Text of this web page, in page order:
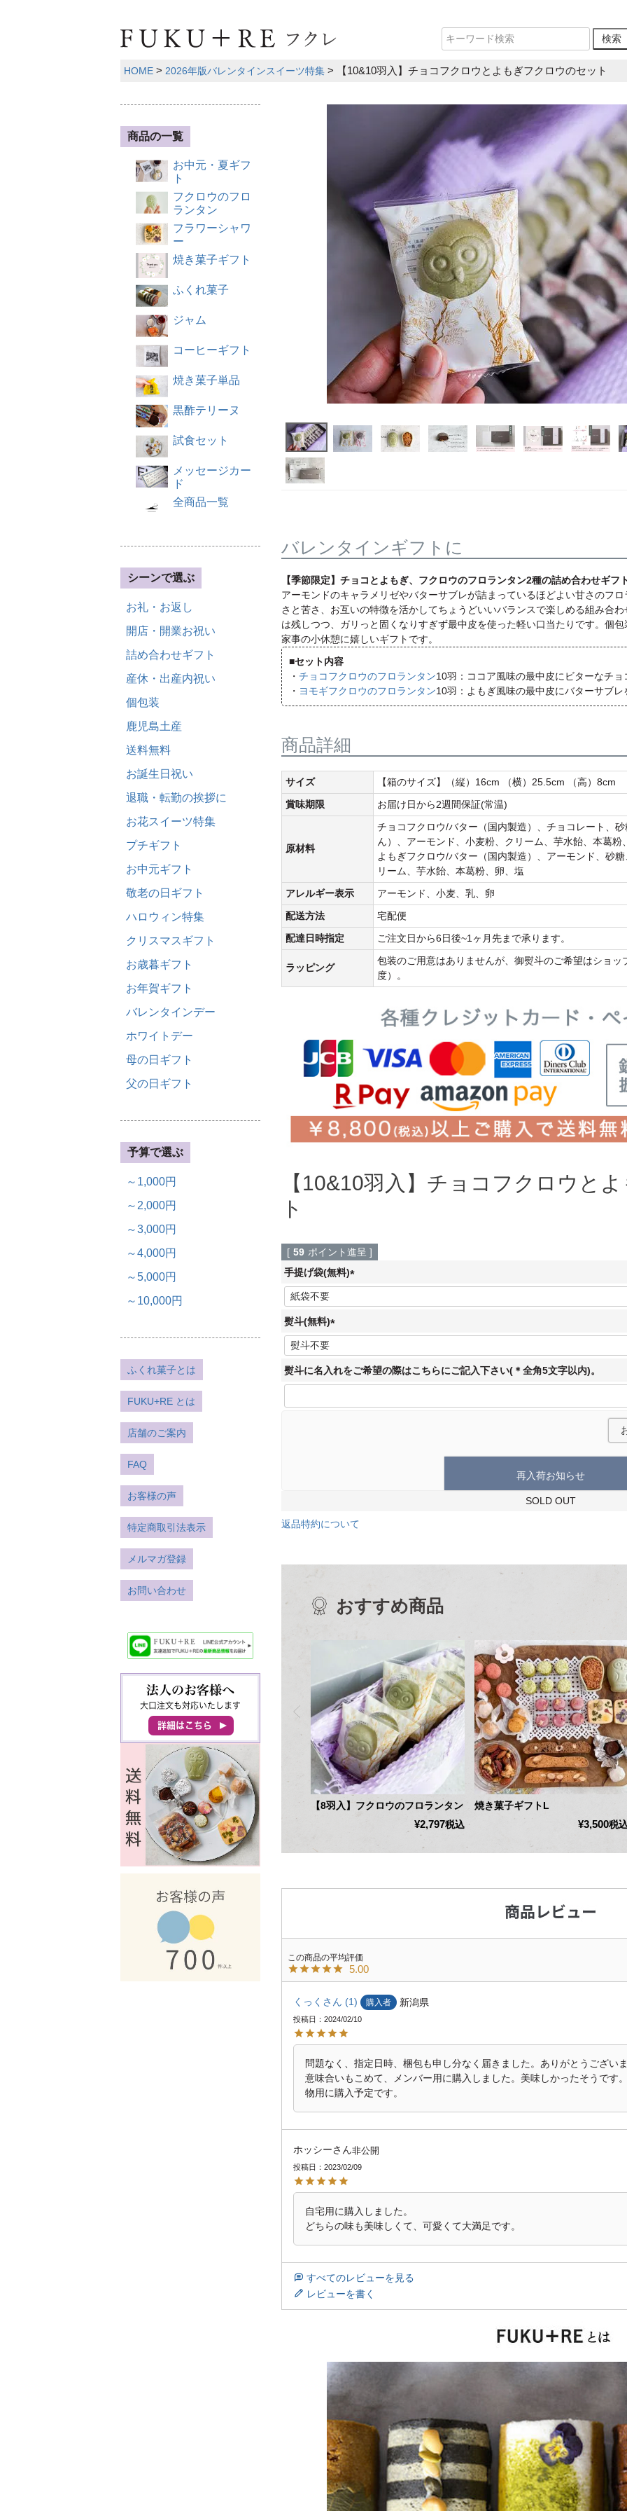
HOME 2026年版バレンタインスイーツ特集 【10&10羽入】チョコフクロウとよもぎフクロウのセット
商品の一覧
お中元・夏ギフ
ト
フクロウのフロ
ランタン
フラワーシャワ
ー
焼き菓子ギフト
ふくれ菓子
ジャム
コーヒーギフト
焼き菓子単品
黒酢テリーヌ
試食セット
メッセージカー
ド
全商品一覧
シーンで選ぶ
お礼・お返し
開店・開業お祝い
詰め合わせギフト
産休・出産内祝い
個包装
鹿児島土産
送料無料
お誕生日祝い
退職・転勤の挨拶に
お花スイーツ特集
プチギフト
お中元ギフト
敬老の日ギフト
ハロウィン特集
クリスマスギフト
お歳暮ギフト
お年賀ギフト
バレンタインデー
ホワイトデー
母の日ギフト
父の日ギフト
予算で選ぶ
～1,000円
～2,000円
～3,000円
～4,000円
～5,000円
～10,000円
ふくれ菓子とは
FUKU+RE とは
店舗のご案内
FAQ
お客様の声
特定商取引法表示
メルマガ登録
お問い合わせ
バレンタインギフトに
【季節限定】チョコとよもぎ、フクロウのフロランタン2種の詰め合わせギフ
アーモンドのキャラメリゼやバターサブレが詰まっているほどよい甘さのフ
さと苦さ、お互いの特徴を活かしてちょうどいいバランスで楽しめる組み合
は残しつつ、ガリっと固くなりすぎず最中皮を使った軽い口当たりです。個
家事の小休憩に嬉しいギフトです。
■セット内容
・ チョコフクロウのフロランタン10羽：ココア風味の最中皮にビターなチ
・ ヨモギフクロウのフロランタン10羽：よもぎ風味の最中皮にバターサブ
商品詳細
サイズ
【箱のサイズ】（縦）16cm （横）25.5cm （高）8cm
賞味期限
お届け日から2週間保証(常温)
原材料
チョコフクロウ/バター（国内製造）、チョコレート、
ん）、アーモンド、小麦粉、クリーム、芋水飴、本葛粉
よもぎフクロウ/バター（国内製造）、アーモンド、砂
リーム、芋水飴、本葛粉、卵、塩
アレルギー表示
アーモンド、小麦、乳、卵
配送方法
宅配便
配達日時指定
ご注文日から6日後~1ヶ月先まで承ります。
ラッピング
包装のご用意はありませんが、御熨斗のご希望はショ
度）。
【10&10羽入】チョコフクロウと
ト
[ 59 ポイント進呈 ]
手提げ袋(無料)
(
必
)
熨斗(無料)
(
必
須
)
熨斗に名入れをご希望の際はこちらにご記入下さい(＊全角5文字以内)。
再入荷お知らせ
SOLD OUT
返品特約について
おすすめ商品
【8羽入】フクロウのフロランタン
¥2,797税込
焼き菓子ギフトL
¥3,500税
5.00
くっく 1 購入者 新潟県
投稿日 2024/02/10
問題なく、指定日時、梱包も申し分なく届きました。ありがとうござい
意味合いもこめて、メンバー用に購入しました。美味しかったそうです
物用に購入予定です。
ホッシー 非公開
投稿日 2023/02/09
自宅用に購入しました。
どちらの味も美味しくて、可愛くて大満足です。
すべてのレビューを見る
レビューを書く